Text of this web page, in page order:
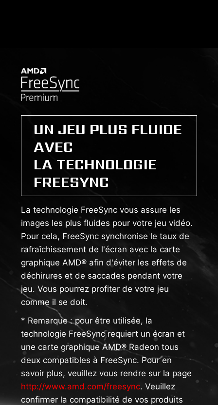
UN JEU PLUS FLUIDE
AVEC
LA TECHNOLOGIE
FREESYNC
La technologie FreeSync vous assure les
images les plus fluides pour votre jeu vidéo.
Pour cela, FreeSync synchronise le taux de
rafraîchissement de l'écran avec la carte
graphique AMD® afin d'éviter les effets de
déchirures et de saccades pendant votre
jeu. Vous pourrez profiter de votre jeu
comme il se doit.
* Remarque : pour être utilisée, la
technologie FreeSync requiert un écran et
une carte graphique AMD® Radeon tous
deux compatibles à FreeSync. Pour en
savoir plus, veuillez vous rendre sur la page
http://www.amd.com/freesync. Veuillez
confirmer la compatibilité de vos produits